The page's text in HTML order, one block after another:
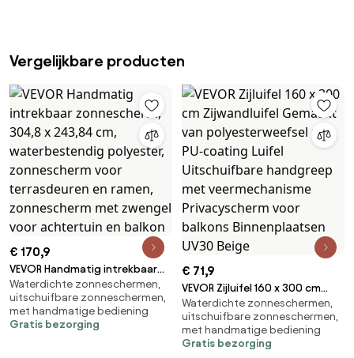
Vergelijkbare producten
€ 170,9
VEVOR Handmatig intrekbaar
zonnescherm, 304,8 x 243,84
cm, waterbestendig polyester,
zonnescherm voor
terrasdeuren en ramen,
Waterdichte zonneschermen,
uitschuifbare zonneschermen,
met handmatige bediening
Gratis bezorging
€ 71,9
VEVOR Zijluifel 160 x 300 cm
Zijwandluifel Gemaakt van
polyesterweefsel met PU-
coating Luifel Uitschuifbare
handgreep met
Waterdichte zonneschermen,
uitschuifbare zonneschermen,
met handmatige bediening
Gratis bezorging